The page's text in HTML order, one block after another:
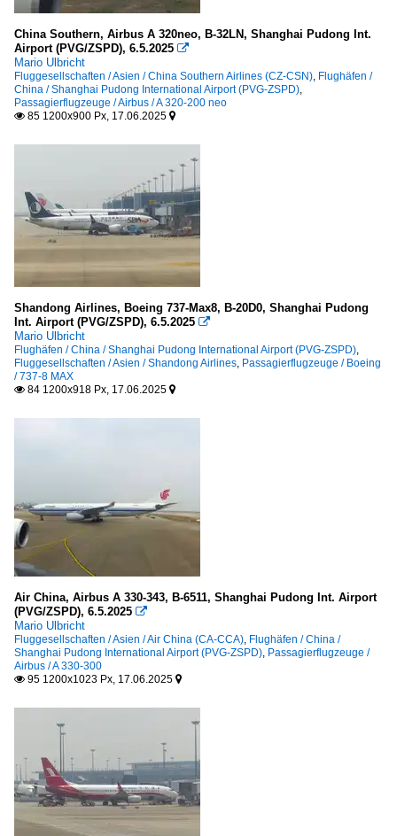
China Southern, Airbus A 320neo, B-32LN, Shanghai Pudong Int.
Airport (PVG/ZSPD), 6.5.2025 
Mario Ulbricht
Fluggesellschaften / Asien / China Southern Airlines (CZ-CSN), Flughäfen /
China / Shanghai Pudong International Airport (PVG-ZSPD),
Passagierflugzeuge / Airbus / A 320-200 neo
 85 1200x900 Px, 17.06.2025 
Shandong Airlines, Boeing 737-Max8, B-20D0, Shanghai Pudong
Int. Airport (PVG/ZSPD), 6.5.2025 
Mario Ulbricht
Flughäfen / China / Shanghai Pudong International Airport (PVG-ZSPD),
Fluggesellschaften / Asien / Shandong Airlines, Passagierflugzeuge / Boeing
/ 737-8 MAX
 84 1200x918 Px, 17.06.2025 
Air China, Airbus A 330-343, B-6511, Shanghai Pudong Int. Airport
(PVG/ZSPD), 6.5.2025 
Mario Ulbricht
Fluggesellschaften / Asien / Air China (CA-CCA), Flughäfen / China /
Shanghai Pudong International Airport (PVG-ZSPD), Passagierflugzeuge /
Airbus / A 330-300
 95 1200x1023 Px, 17.06.2025 